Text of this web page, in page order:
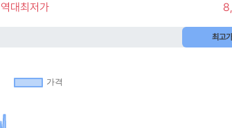
역대최저가
최고가